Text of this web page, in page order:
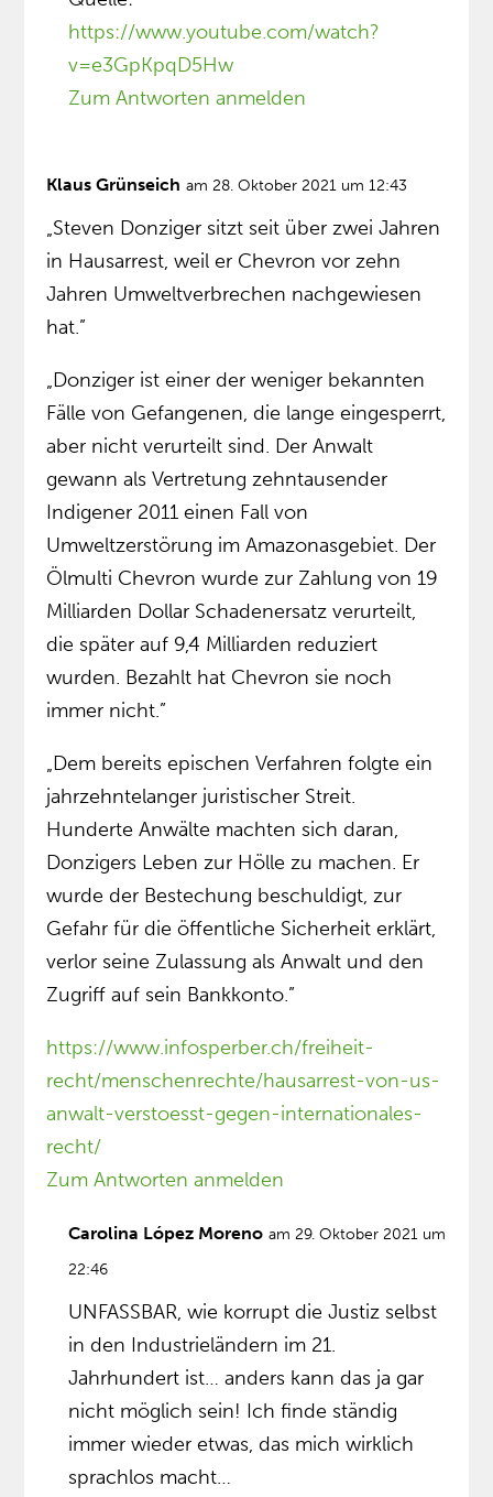
https://www.youtube.com/watch?
v=e3GpKpqD5Hw
Zum Antworten anmelden
Klaus Grünseich am 28. Oktober 2021 um 12:43
„Steven Donziger sitzt seit über zwei Jahren
in Hausarrest, weil er Chevron vor zehn
Jahren Umweltverbrechen nachgewiesen
hat.”
„Donziger ist einer der weniger bekannten
Fälle von Gefangenen, die lange eingesperrt,
aber nicht verurteilt sind. Der Anwalt
gewann als Vertretung zehntausender
Indigener 2011 einen Fall von
Umweltzerstörung im Amazonasgebiet. Der
Ölmulti Chevron wurde zur Zahlung von 19
Milliarden Dollar Schadenersatz verurteilt,
die später auf 9,4 Milliarden reduziert
wurden. Bezahlt hat Chevron sie noch
immer nicht.”
„Dem bereits epischen Verfahren folgte ein
jahrzehntelanger juristischer Streit.
Hunderte Anwälte machten sich daran,
Donzigers Leben zur Hölle zu machen. Er
wurde der Bestechung beschuldigt, zur
Gefahr für die öffentliche Sicherheit erklärt,
verlor seine Zulassung als Anwalt und den
Zugriff auf sein Bankkonto.”
https://www.infosperber.ch/freiheit-
recht/menschenrechte/hausarrest-von-us-
anwalt-verstoesst-gegen-internationales-
recht/
Zum Antworten anmelden
Carolina López Moreno am 29. Oktober 2021 um
22:46
UNFASSBAR, wie korrupt die Justiz selbst
in den Industrieländern im 21.
Jahrhundert ist… anders kann das ja gar
nicht möglich sein! Ich finde ständig
immer wieder etwas, das mich wirklich
sprachlos macht…